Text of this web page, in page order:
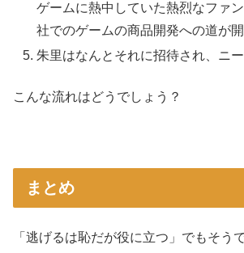
ゲームに熱中していた熱烈なファ
社でのゲームの商品開発への道が
朱里はなんとそれに招待され、ニ
こんな流れはどうでしょう？
まとめ
「逃げるは恥だが役に立つ」でもそう